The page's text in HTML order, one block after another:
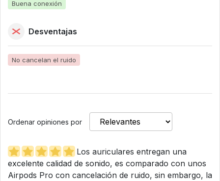
Buena conexión
Desventajas
No cancelan el ruido
Ordenar opiniones por
Los auriculares entregan una
excelente calidad de sonido, es comparado con unos
Airpods Pro con cancelación de ruido, sin embargo, la